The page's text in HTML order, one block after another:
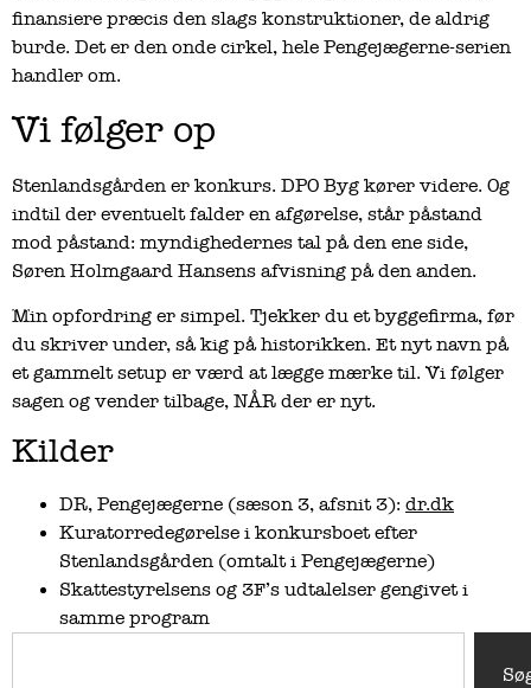
finansiere præcis den slags konstruktioner, de aldrig
burde. Det er den onde cirkel, hele Pengejægerne-serien
handler om.
Vi følger op
Stenlandsgården er konkurs. DPO Byg kører videre. Og
indtil der eventuelt falder en afgørelse, står påstand
mod påstand: myndighedernes tal på den ene side,
Søren Holmgaard Hansens afvisning på den anden.
Min opfordring er simpel. Tjekker du et byggefirma, før
du skriver under, så kig på historikken. Et nyt navn på
et gammelt setup er værd at lægge mærke til. Vi følger
sagen og vender tilbage, NÅR der er nyt.
Kilder
DR, Pengejægerne (sæson 3, afsnit 3): dr.dk
Kuratorredegørelse i konkursboet efter
Stenlandsgården (omtalt i Pengejægerne)
Skattestyrelsens og 3F’s udtalelser gengivet i
samme program